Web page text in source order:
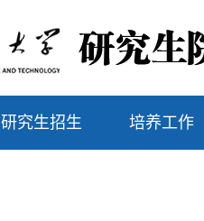
研究生招生 培养工作